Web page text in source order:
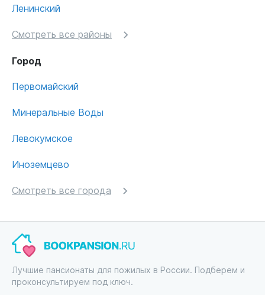
Ленинский
Смотреть все районы
Город
Первомайский
Минеральные Воды
Левокумское
Иноземцево
Смотреть все города
Лучшие пансионаты для пожилых в России. Подберем и
проконсультируем под ключ.